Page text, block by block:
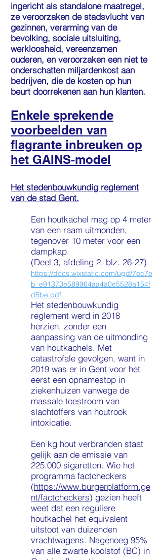
ingericht als standalone maatregel,
ze veroorzaken de stadsvlucht van
gezinnen, verarming van de
bevolking, sociale uitsluiting,
werkloosheid, vereenzamen
ouderen, en veroorzaken een niet te
onderschatten miljardenkost aan
bedrijven, die de kosten op hun
beurt doorrekenen aan hun klanten.
Enkele sprekende
voorbeelden van
flagrante inbreuken op
het GAINS-model
Het stedenbouwkundig reglement
van de stad Gent.
Een houtkachel mag op 4 meter
van een raam uitmonden,
tegenover 10 meter voor een
dampkap.
(Deel 3, afdeling 2, blz. 26-27)
https://docs.wixstatic.com/ugd/7ec7e
b_e91373e589964aa4a0e5528a154f
d5be.pdf
Het stedenbouwkundig
reglement werd in 2018
herzien, zonder een
aanpassing van de uitmonding
van houtkachels. Met
catastrofale gevolgen, want in
2019 was er in Gent voor het
eerst een opnamestop in
ziekenhuizen vanwege de
massale toestroom van
slachtoffers van houtrook
intoxicatie.
Een kg hout verbranden staat
gelijk aan de emissie van
225.000 sigaretten. Wie het
programma factcheckers
(https://www.burgerplatform.ge
nt/factcheckers) gezien heeft
weet dat een reguliere
houtkachel het equivalent
uitstoot van duizenden
vrachtwagens. Nagenoeg 95%
van alle zwarte koolstof (BC) in